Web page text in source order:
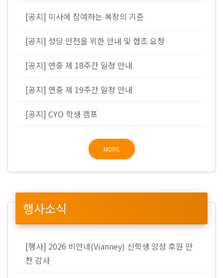
[공지] 미사에 참여하는 복장의 기준
[공지] 성당 안전을 위한 안내 및 협조 요청
[공지] 연중 제 18주간 일정 안내
[공지] 연중 제 19주간 일정 안내
[공지] CYO 학생 캠프
MORE
행사소식
[행사] 2026 비안네(Vianney) 신학생 양성 후원 만
찬 감사